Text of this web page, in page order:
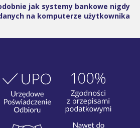
jak systemy bankowe nigdy
na komputerze użytkownika